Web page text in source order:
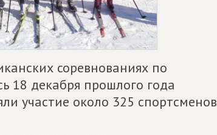
соревнованиях по
18 декабря прошлого года
участие около 325 спортсменов